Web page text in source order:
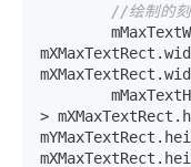
//绘制的刻
>